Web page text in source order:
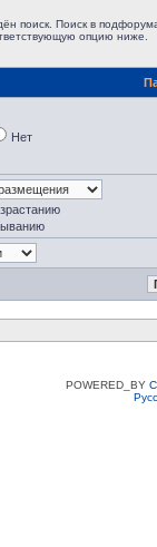
поиск. Поиск в
опцию ниже.
Нет
POWERED_BY